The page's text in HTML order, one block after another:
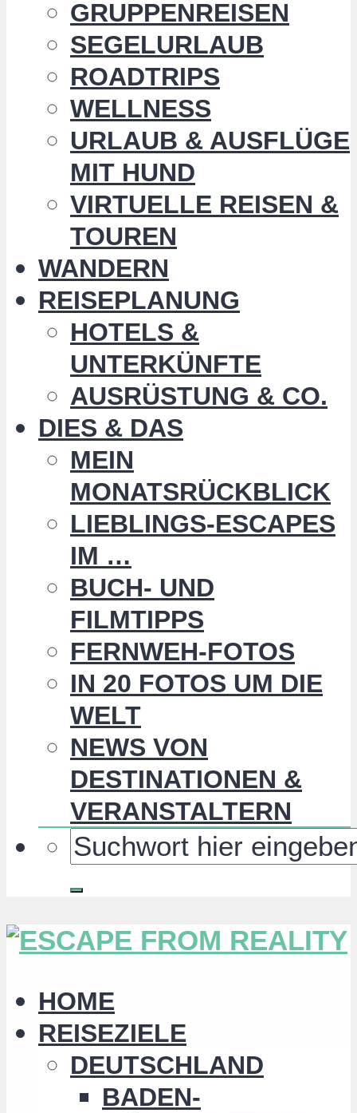
GRUPPENREISEN
SEGELURLAUB
ROADTRIPS
WELLNESS
URLAUB & AUSFLÜGE
MIT HUND
VIRTUELLE REISEN &
TOUREN
WANDERN
REISEPLANUNG
HOTELS &
UNTERKÜNFTE
AUSRÜSTUNG & CO.
DIES & DAS
MEIN
MONATSRÜCKBLICK
LIEBLINGS-ESCAPES
IM …
BUCH- UND
FILMTIPPS
FERNWEH-FOTOS
IN 20 FOTOS UM DIE
WELT
NEWS VON
DESTINATIONEN &
VERANSTALTERN
HOME
REISEZIELE
DEUTSCHLAND
BADEN-